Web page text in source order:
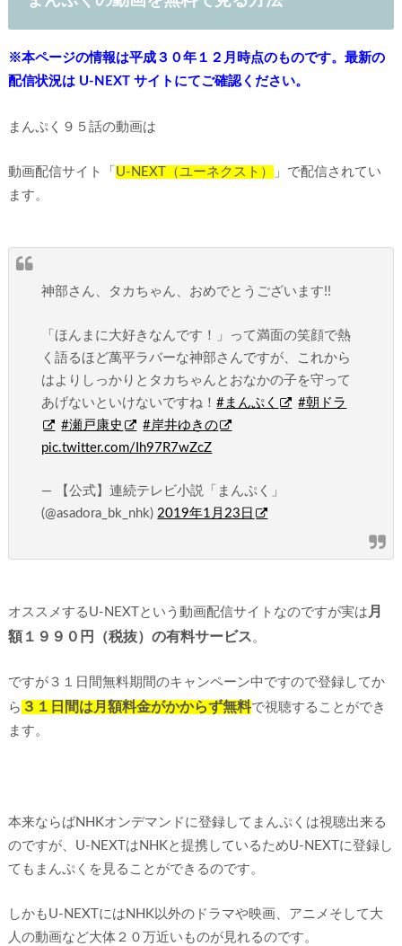
※本ページの情報は平成３０年１２月時点のものです。最新の
配信状況は U-NEXT サイトにてご確認ください。
まんぷく９５話の動画は
動画配信サイト「 U-NEXT（ユーネクスト）
」で配信されてい
ます。
神部さん、タカちゃん、おめでとうございます!!
「ほんまに大好きなんです！」って満面の笑顔で熱
く語るほど萬平ラバーな神部さんですが、これから
はよりしっかりとタカちゃんとおなかの子を守って
あげないといけないですね！#まんぷく
#朝ドラ
#瀬戸康史
#岸井ゆきの
pic.twitter.com/Ih97R7wZcZ
— 【公式】連続テレビ小説「まんぷく」
(@asadora_bk_nhk)2019年1月23日
オススメするU-NEXTという動画配信サイトなのですが実は 月
額１９９０円（税抜）の有料サービス 。
ですが３１日間無料期間のキャンペーン中ですので登録してか
ら ３１日間は月額料金がかからず無料で視聴することができ
ます。
本来ならばNHKオンデマンドに登録してまんぷくは視聴出来る
のですが、U-NEXTはNHKと提携しているためU-NEXTに登録し
てもまんぷくを見ることができるのです。
しかもU-NEXTにはNHK以外のドラマや映画、アニメそして大
人の動画など大体２０万近いものが見れるのです。